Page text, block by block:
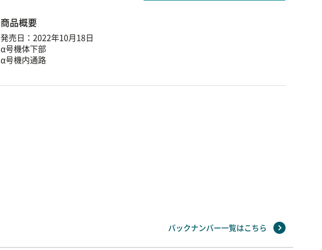
商品概要
発売日：2022年10月18日
α号機体下部
α号機内通路
バックナンバー一覧はこちら